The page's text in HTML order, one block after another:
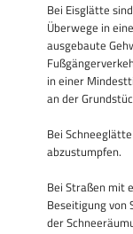
Bei Eisglätte
Überwege in
ausgebaute
in einer
an der
Bei
abzustumpfen.
Bei Straßen mit
Beseitigung von
der